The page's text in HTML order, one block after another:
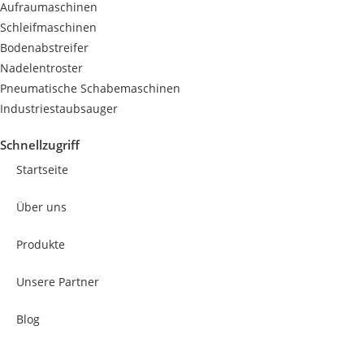
Aufraumaschinen
Schleifmaschinen
Bodenabstreifer
Nadelentroster
Pneumatische Schabemaschinen
Industriestaubsauger
Schnellzugriff
Startseite
Über uns
Produkte
Unsere Partner
Blog